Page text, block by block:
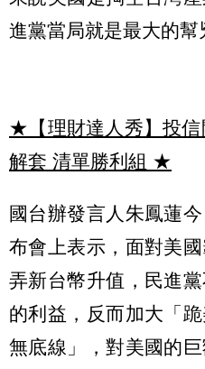
進黨當局就是最大的幫
★【理財達人秀】投信
解套 清單勝利組 ★
國台辦發言人朱鳳蓮
布會上表示，面對美
弄新台幣升值，民進
的利益，反而加大「
無底線」，對美國的